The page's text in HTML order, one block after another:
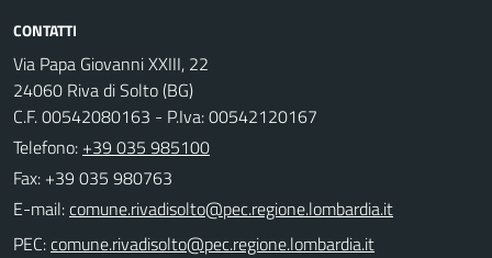
CONTATTI
Via Papa Giovanni XXIII, 22
24060 Riva di Solto (BG)
C.F. 00542080163 - P.Iva: 00542120167
Telefono: +39 035 985100
Fax: +39 035 980763
E-mail:
PEC: